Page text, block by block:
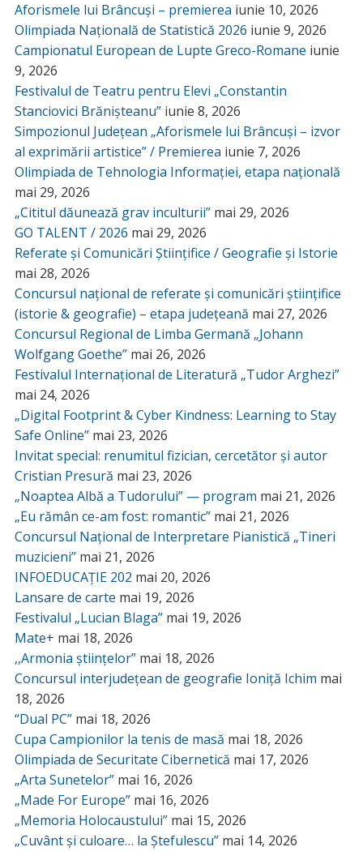
Aforismele lui Brâncuși – premierea iunie 10, 2026
Olimpiada Națională de Statistică 2026 iunie 9, 2026
Campionatul European de Lupte Greco-Romane iunie
9, 2026
Festivalul de Teatru pentru Elevi „Constantin
Stanciovici Brănișteanu” iunie 8, 2026
Simpozionul Județean „Aforismele lui Brâncuși – izvor
al exprimării artistice” / Premierea iunie 7, 2026
Olimpiada de Tehnologia Informației, etapa națională
mai 29, 2026
„Cititul dăunează grav inculturii” mai 29, 2026
GO TALENT / 2026 mai 29, 2026
Referate și Comunicări Științifice / Geografie și Istorie
mai 28, 2026
Concursul național de referate și comunicări științifice
(istorie & geografie) – etapa județeană mai 27, 2026
Concursul Regional de Limba Germană „Johann
Wolfgang Goethe” mai 26, 2026
Festivalul Internațional de Literatură „Tudor Arghezi”
mai 24, 2026
„Digital Footprint & Cyber Kindness: Learning to Stay
Safe Online” mai 23, 2026
Invitat special: renumitul fizician, cercetător și autor
Cristian Presură mai 23, 2026
„Noaptea Albă a Tudorului” — program mai 21, 2026
„Eu rămân ce-am fost: romantic” mai 21, 2026
Concursul Național de Interpretare Pianistică „Tineri
muzicieni” mai 21, 2026
INFOEDUCAȚIE 202 mai 20, 2026
Lansare de carte mai 19, 2026
Festivalul „Lucian Blaga” mai 19, 2026
Mate+ mai 18, 2026
,,Armonia științelor” mai 18, 2026
Concursul interjudețean de geografie Ioniță Ichim mai
18, 2026
“Dual PC” mai 18, 2026
Cupa Campionilor la tenis de masă mai 18, 2026
Olimpiada de Securitate Cibernetică mai 17, 2026
„Arta Sunetelor” mai 16, 2026
„Made For Europe” mai 16, 2026
„Memoria Holocaustului” mai 15, 2026
„Cuvânt și culoare… la Ștefulescu” mai 14, 2026